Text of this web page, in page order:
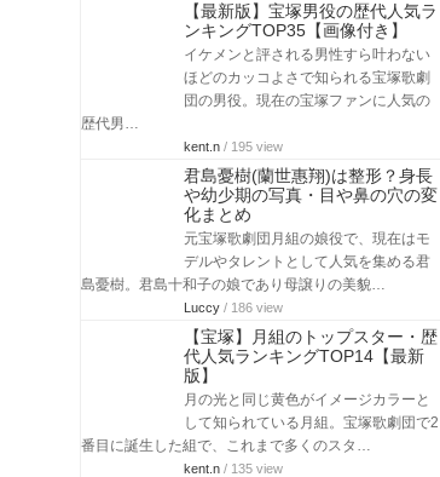
【最新版】宝塚男役の歴代人気ラ
ンキングTOP35【画像付き】
イケメンと評される男性すら叶わない
ほどのカッコよさで知られる宝塚歌劇
団の男役。現在の宝塚ファンに人気の
歴代男…
kent.n / 195 view
君島憂樹(蘭世惠翔)は整形？身長
や幼少期の写真・目や鼻の穴の変
化まとめ
元宝塚歌劇団月組の娘役で、現在はモ
デルやタレントとして人気を集める君
島憂樹。君島十和子の娘であり母譲りの美貌…
Luccy / 186 view
【宝塚】月組のトップスター・歴
代人気ランキングTOP14【最新
版】
月の光と同じ黄色がイメージカラーと
して知られている月組。宝塚歌劇団で2
番目に誕生した組で、これまで多くのスタ…
kent.n / 135 view